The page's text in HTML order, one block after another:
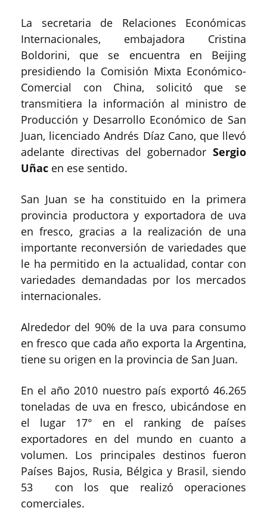
La secretaria de Relaciones Económicas
Internacionales, embajadora Cristina
Boldorini, que se encuentra en Beijing
presidiendo la Comisión Mixta Económico-
Comercial con China, solicitó que se
transmitiera la información al ministro de
Producción y Desarrollo Económico de San
Juan, licenciado Andrés Díaz Cano, que llevó
adelante directivas del gobernador Sergio
Uñac en ese sentido.
San Juan se ha constituido en la primera
provincia productora y exportadora de uva
en fresco, gracias a la realización de una
importante reconversión de variedades que
le ha permitido en la actualidad, contar con
variedades demandadas por los mercados
internacionales.
Alrededor del 90% de la uva para consumo
en fresco que cada año exporta la Argentina,
tiene su origen en la provincia de San Juan.
En el año 2010 nuestro país exportó 46.265
toneladas de uva en fresco, ubicándose en
el lugar 17° en el ranking de países
exportadores en del mundo en cuanto a
volumen. Los principales destinos fueron
Países Bajos, Rusia, Bélgica y Brasil, siendo
53 con los que realizó operaciones
comerciales.